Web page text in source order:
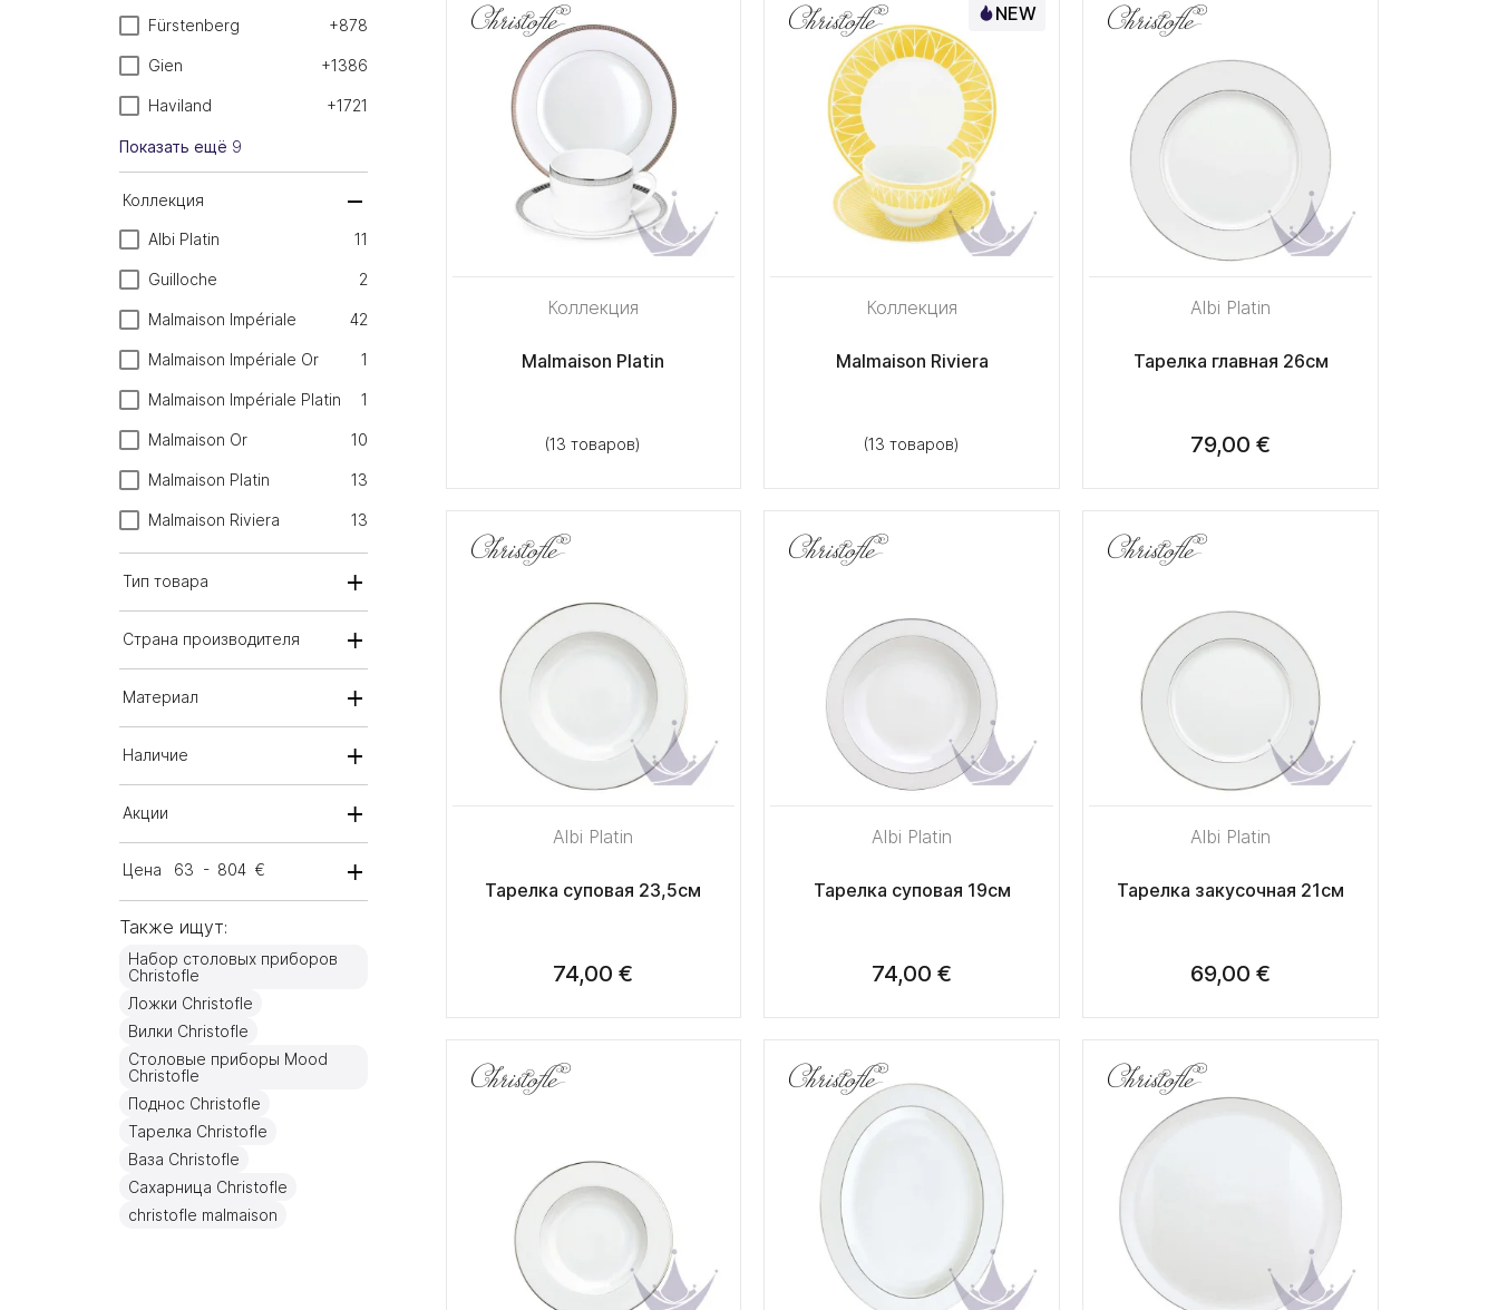
Fürstenberg +878
Gien +1386
Haviland +1721
Показать ещё 9
Коллекция
Albi Platin 11
Guilloche 2
Malmaison Impériale 42
Malmaison Impériale Or 1
Malmaison Impériale Platin 1
Malmaison Or 10
Malmaison Platin 13
Malmaison Riviera 13
Тип товара
Страна производителя
Материал
Наличие
Акции
Цена 63 - 804 €
Также ищут:
Набор столовых приборов
Christofle
Ложки Christofle
Вилки Christofle
Столовые приборы Mood
Christofle
Поднос Christofle
Тарелка Christofle
Ваза Christofle
Сахарница Christofle
christofle malmaison
Коллекция
Malmaison Platin
(13 товаров)
NEW
Коллекция
Malmaison Riviera
(13 товаров)
Albi Platin
Тарелка главная 26см
79,00 €
Albi Platin
Тарелка суповая 23,5см
74,00 €
Albi Platin
Тарелка суповая 19см
74,00 €
Albi Platin
Тарелка закусочная 21см
69,00 €